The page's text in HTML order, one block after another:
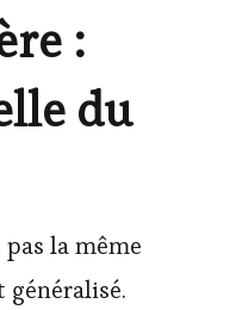
:
du
la même
généralisé.